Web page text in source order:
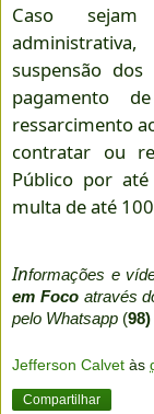
Caso sejam
suspensão
pagamento
ressarcimento
contratar ou
Público por
multa de até
Informações e
em Focoatravés
pelo Whatsapp (98)
Jefferson Calvet às
Compartilhar